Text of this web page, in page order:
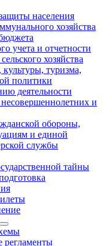
населения
хозяйства
учета и отчетности
хозяйства
туризма,
политики
деятельности
и
обороны,
и единой
службы
тайны
регламенты